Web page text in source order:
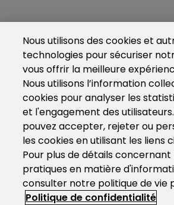
Nous utilisons des cookies et
technologies pour sécuriser
vous offrir la meilleure
Nous utilisons l’information
cookies pour analyser les
et l'engagement des
pouvez accepter, rejeter ou
les cookies en utilisant les liens
Pour plus de détails concernant
pratiques en matière
consulter notre politique de vie
Politique de confidentialité